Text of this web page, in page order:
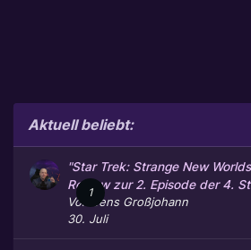
Aktuell beliebt:
1
"Star Trek: Strange New
Review zur 2. Episode der 4.
Von
Jens Großjohann
30. Juli